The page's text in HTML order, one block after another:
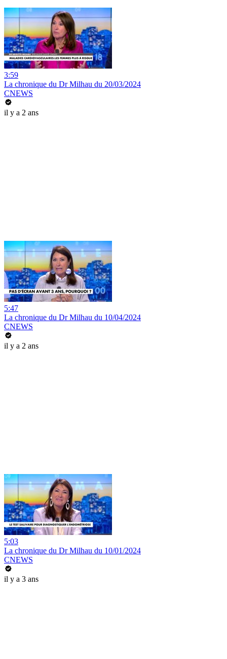
3:59
La chronique du Dr Milhau du 20/03/2024
CNEWS
il y a 2 ans
5:47
La chronique du Dr Milhau du 10/04/2024
CNEWS
il y a 2 ans
5:03
La chronique du Dr Milhau du 10/01/2024
CNEWS
il y a 3 ans